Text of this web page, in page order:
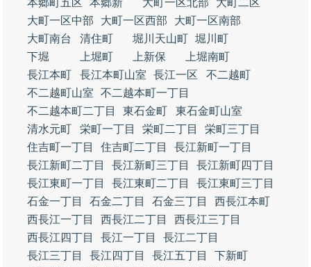
本郷町五区
本郷新 大町一区北部
大町二区
大町一区中部
大町一区西部
大町一区南部
大町南台
清住町 堀川天山町 堀川町
下堀
上堀町 上新保
上堀南町
長江本町
長江本町山室 長江一区
不二越町
不二越町山室
不二越本町一丁目
不二越本町二丁目
東石金町
東石金町山室
清水元町
栄町一丁目 栄町二丁目
栄町三丁目
住吉町一丁目
住吉町二丁目
長江新町一丁目
長江新町二丁目
長江新町三丁目
長江新町四丁目
長江東町一丁目
長江東町二丁目
長江東町三丁目
石金一丁目
石金二丁目 石金三丁目
西長江本町
西長江一丁目
西長江二丁目
西長江三丁目
西長江四丁目
長江一丁目
長江二丁目
長江三丁目
長江四丁目 長江五丁目
下新町